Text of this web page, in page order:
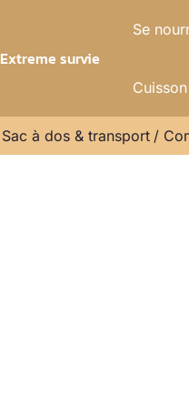
Extreme survie
Se
Cuisson
Sac à dos & transport